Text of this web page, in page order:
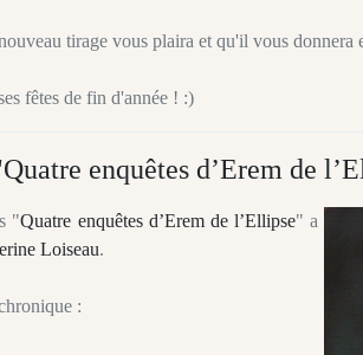
tirage vous plaira et qu'il vous
fêtes de fin d'année ! :)
enquêtes d’Erem de
"Quatre enquêtes d’Erem de l’Ellipse" a
Loiseau.
: